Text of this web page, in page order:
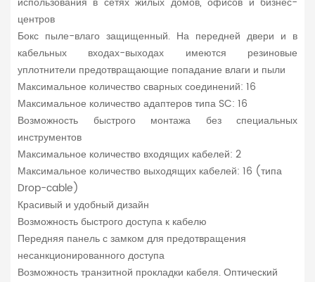
центров
Бокс пыле-влаго защищенный. На передней двери и в
кабельных входах-выходах имеются резиновые
уплотнители предотвращающие попадание влаги и пыли
Максимальное количество сварных соединений: 16
Максимальное количество адаптеров типа SC: 16
Возможность быстрого монтажа без специальных
инструментов
Максимальное количество входящих кабелей: 2
Максимальное количество выходящих кабелей: 16 (типа
Drop-cable)
Красивый и удобный дизайн
Возможность быстрого доступа к кабелю
Передняя панель с замком для предотвращения
несанкционированного доступа
Возможность транзитной прокладки кабеля. Оптический